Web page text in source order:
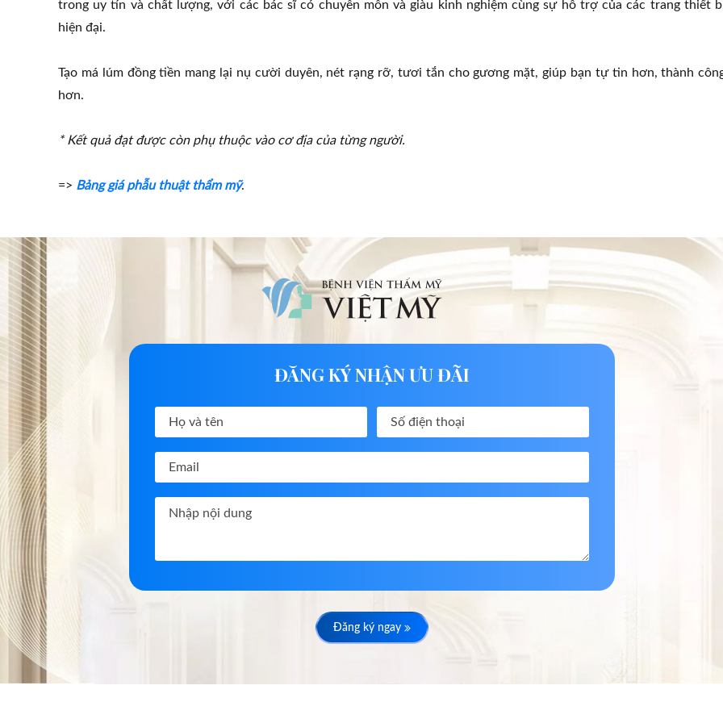
trong uy tín và chất lượng, với các bác sĩ có chuyên môn và giàu kinh nghiệm cùng sự hỗ trợ của các trang thiết
hiện đại.
Tạo má lúm đồng tiền mang lại nụ cười duyên, nét rạng rỡ, tươi tắn cho gương mặt, giúp bạn tự tin hơn, thành
hơn.
* Kết quả đạt được còn phụ thuộc vào cơ địa của từng người.
=> Bảng giá phẫu thuật thẩm mỹ.
ĐĂNG KÝ NHẬN ƯU ĐÃI
Đăng ký ngay